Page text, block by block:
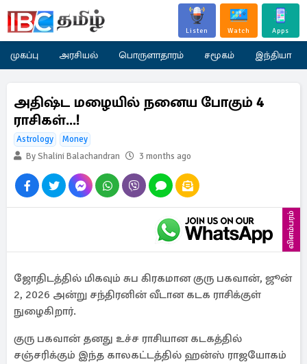
Listen Watch Apps
முகப்பு அரசியல் பொருளாதாரம் சமூகம் இந்தியா
அதிஷ்ட மழையில் நனைய போகும் 4
ராசிகள்...!
Astrology
Money
By Shalini Balachandran
3 months ago
விளம்பரம்
ஜோதிடத்தில் மிகவும் சுப கிரகமான குரு பகவான், ஜூன்
2, 2026 அன்று சந்திரனின் வீடான கடக ராசிக்குள்
நுழைகிறார்.
குரு பகவான் தனது உச்ச ராசியான கடகத்தில்
சஞ்சரிக்கும் இந்த காலகட்டத்தில் ஹன்ஸ் ராஜயோகம்